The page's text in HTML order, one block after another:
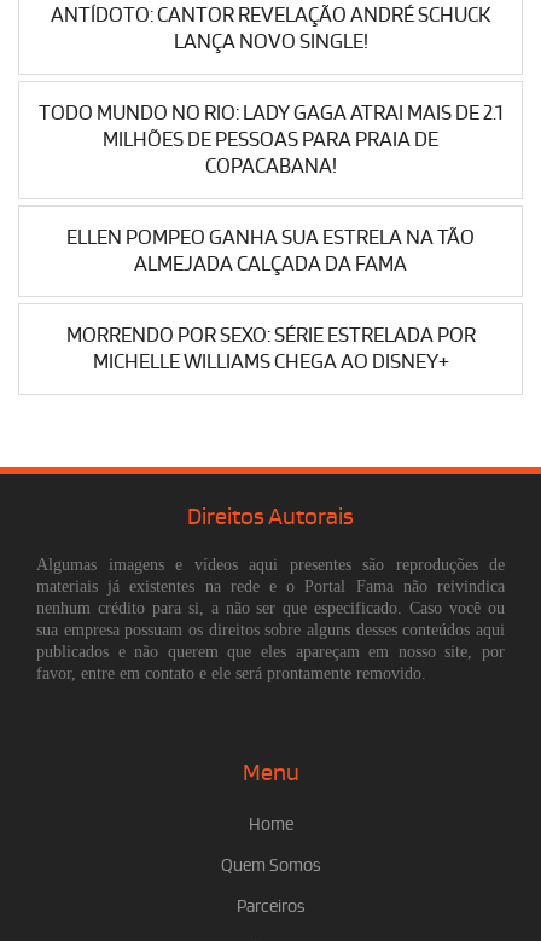
ANTÍDOTO: CANTOR REVELAÇÃO ANDRÉ SCHUCK
LANÇA NOVO SINGLE!
TODO MUNDO NO RIO: LADY GAGA ATRAI MAIS DE 2.1
MILHÕES DE PESSOAS PARA PRAIA DE
COPACABANA!
ELLEN POMPEO GANHA SUA ESTRELA NA TÃO
ALMEJADA CALÇADA DA FAMA
MORRENDO POR SEXO: SÉRIE ESTRELADA POR
MICHELLE WILLIAMS CHEGA AO DISNEY+
Direitos Autorais
Algumas imagens e vídeos aqui presentes são reproduções de
materiais já existentes na rede e o Portal Fama não reivindica
nenhum crédito para si, a não ser que especificado. Caso você ou
sua empresa possuam os direitos sobre alguns desses conteúdos aqui
publicados e não querem que eles apareçam em nosso site, por
favor, entre em contato e ele será prontamente removido.
Menu
Home
Quem Somos
Parceiros